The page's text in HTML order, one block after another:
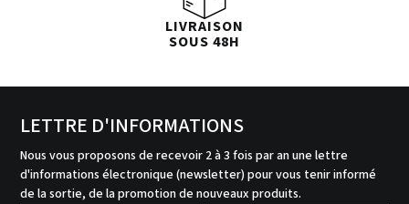
LIVRAISON
SOUS 48H
LETTRE D'INFORMATIONS
Nous vous proposons de recevoir 2 à 3 fois par an une lettre
d'informations électronique (newsletter) pour vous tenir informé
de la sortie, de la promotion de nouveaux produits.